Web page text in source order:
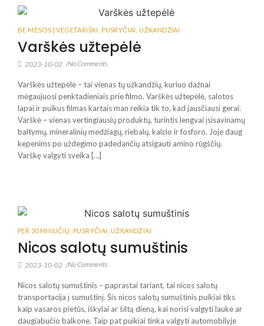
BE MĖSOS | VEGETARIŠKI PUSRYČIAI UŽKANDŽIAI
Varškės užtepėlė
2023-10-02 /No Comments
Varškės užtepėlė – tai vienas tų užkandžių, kuriuo dažnai
mėgaujuosi penktadieniais prie filmo. Varškės užtepėlė, salotos
lapai ir puikus filmas kartais man reikia tik to, kad jausčiausi gerai.
Varškė – vienas vertingiausių produktų, turintis lengvai įsisavinamų
baltymų, mineralinių medžiagų, riebalų, kalcio ir fosforo. Joje daug
kepenims po uždegimo padedančių atsigauti amino rūgščių.
Varškę valgyti sveika […]
PER 30 MINUČIŲ PUSRYČIAI UŽKANDŽIAI
Nicos salotų sumuštinis
2023-10-02 /No Comments
Nicos salotų sumuštinis – paprastai tariant, tai nicos salotų
transportacija į sumuštinį. Šis nicos salotų sumuštinis puikiai tiks
kaip vasaros pietūs, iškylai ar šiltą dieną, kai norisi valgyti lauke ar
daugiabučio balkone. Taip pat puikiai tinka valgyti automobilyje